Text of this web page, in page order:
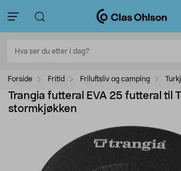
Forside Fritid Friluftsliv og camping
Trangia futteral EVA 25 futteral til
stormkjøkken